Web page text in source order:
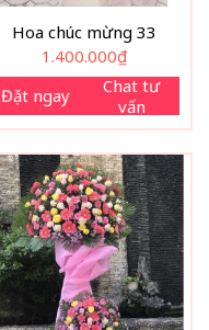
Hoa chúc mừng 33
1.400.000₫
Đặt ngay
Chat tư
vấn